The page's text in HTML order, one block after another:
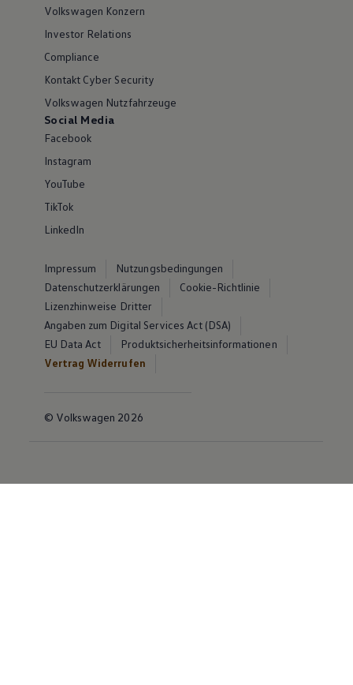
Volkswagen Konzern
Investor Relations
Compliance
Kontakt Cyber Security
Volkswagen Nutzfahrzeuge
Social Media
Facebook
Instagram
YouTube
TikTok
LinkedIn
Impressum
Nutzungsbedingungen
Datenschutzerklärungen
Cookie-Richtlinie
Lizenzhinweise Dritter
Angaben zum Digital Services Act (DSA)
EU Data Act
Produktsicherheitsinformationen
Vertrag Widerrufen
© Volkswagen 2026